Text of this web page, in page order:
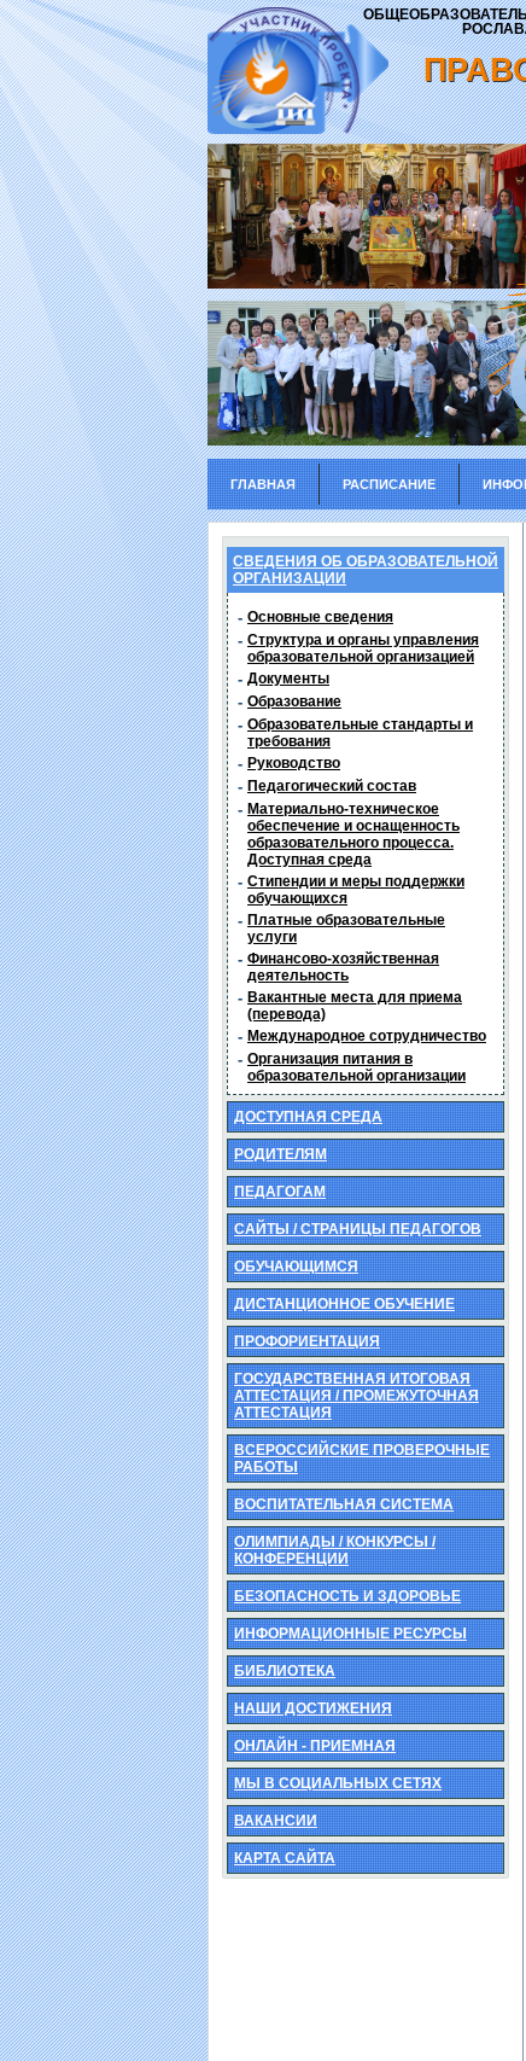
ГЛАВНАЯ РАСПИСАНИЕ
СВЕДЕНИЯ ОБ ОБРАЗОВАТЕЛЬНОЙ
ОРГАНИЗАЦИИ
- Основные сведения
- Структура и органы управления
образовательной организацией
- Документы
- Образование
- Образовательные стандарты и
требования
- Руководство
- Педагогический состав
- Материально-техническое
обеспечение и оснащенность
образовательного процесса.
Доступная среда
- Стипендии и меры поддержки
обучающихся
- Платные образовательные
услуги
- Финансово-хозяйственная
деятельность
- Вакантные места для приема
(перевода)
- Международное сотрудничество
- Организация питания в
образовательной организации
ДОСТУПНАЯ СРЕДА
РОДИТЕЛЯМ
ПЕДАГОГАМ
САЙТЫ / СТРАНИЦЫ ПЕДАГОГОВ
ОБУЧАЮЩИМСЯ
ДИСТАНЦИОННОЕ ОБУЧЕНИЕ
ПРОФОРИЕНТАЦИЯ
ГОСУДАРСТВЕННАЯ ИТОГОВАЯ
АТТЕСТАЦИЯ / ПРОМЕЖУТОЧНАЯ
АТТЕСТАЦИЯ
ВСЕРОССИЙСКИЕ ПРОВЕРОЧНЫЕ
РАБОТЫ
ВОСПИТАТЕЛЬНАЯ СИСТЕМА
ОЛИМПИАДЫ / КОНКУРСЫ /
КОНФЕРЕНЦИИ
БЕЗОПАСНОСТЬ И ЗДОРОВЬЕ
ИНФОРМАЦИОННЫЕ РЕСУРСЫ
БИБЛИОТЕКА
НАШИ ДОСТИЖЕНИЯ
ОНЛАЙН - ПРИЕМНАЯ
МЫ В СОЦИАЛЬНЫХ СЕТЯХ
ВАКАНСИИ
КАРТА САЙТА